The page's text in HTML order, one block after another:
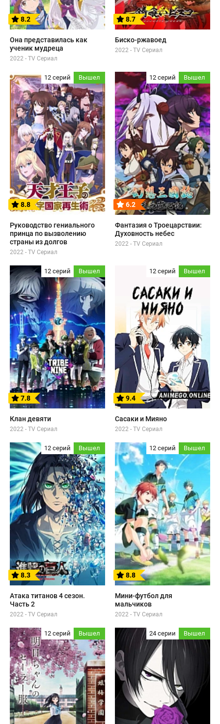
8.2
Она представилась как
ученик мудреца
2022 - TV Сериал
8.7
Биско-ржавоед
2022 - TV Сериал
12 серий Вышел
8.8
Руководство гениального
принца по вызволению
страны из долгов
2022 - TV Сериал
12 серий Вышел
6.2
Фантазия о Троецарствии:
Духовность небес
2022 - TV Сериал
12 серий Вышел
7.8
Клан девяти
2022 - TV Сериал
12 серий Вышел
9.4
Сасаки и Мияно
2022 - TV Сериал
12 серий Вышел
8.3
Атака титанов 4 сезон.
Часть 2
2022 - TV Сериал
12 серий Вышел
8.8
Мини-футбол для
мальчиков
2022 - TV Сериал
12 серий Вышел 24 серии Вышел